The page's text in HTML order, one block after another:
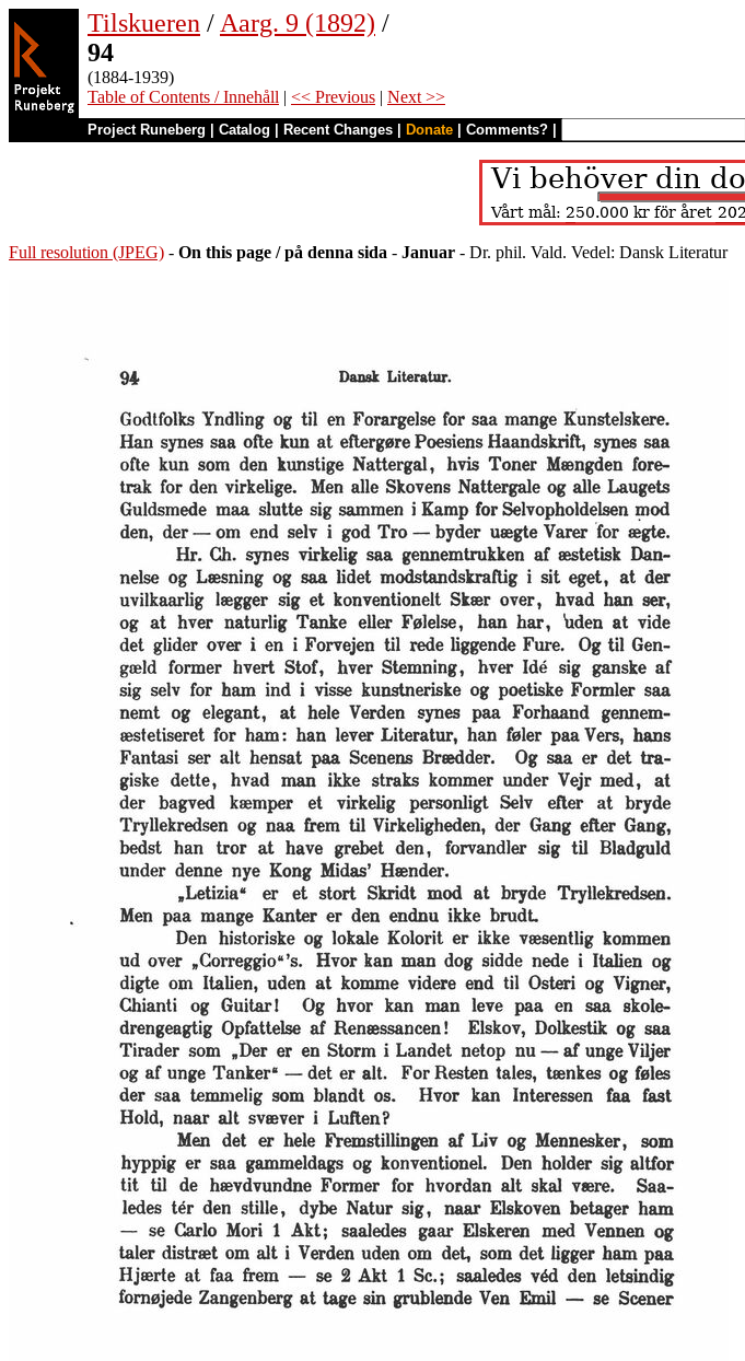
Tilskueren / Aarg. 9 (1892) /
94
(1884-1939)
Table of Contents / Innehåll | << Previous | Next >>
Project Runeberg Catalog Recent Changes Donate Comments?
Full resolution (JPEG) - On this page / på denna sida - Januar - Dr. phil. Vald. Vedel: Dansk Literatur